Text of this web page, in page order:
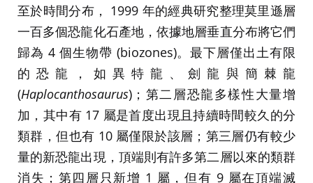
至於時間分布， 1999 年的經典研究整理莫里遜層
一百多個恐龍化石產地，依據地層垂直分布將它們
歸為 4 個生物帶 (biozones)。最下層僅出土有限
的恐龍，如異特龍、劍龍與簡棘龍
(Haplocanthosaurus)；第二層恐龍多樣性大量增
加，其中有 17 屬是首度出現且持續時間較久的分
類群，但也有 10 屬僅限於該層；第三層仍有較少
量的新恐龍出現，頂端則有許多第二層以來的類群
消失；第四層只新增 1 屬，但有 9 屬在頂端滅